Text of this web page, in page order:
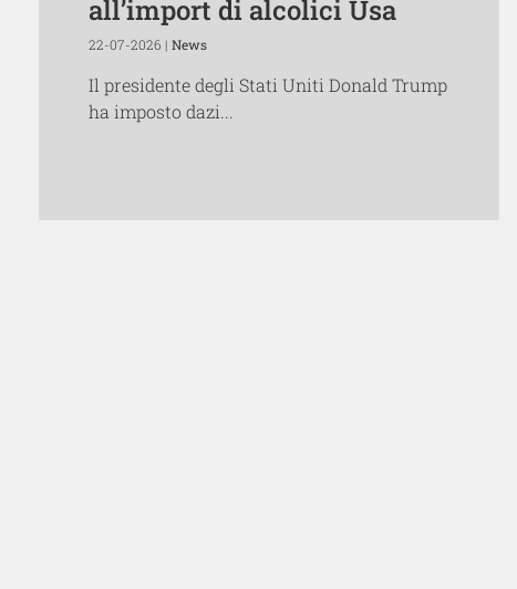
all’import di alcolici Usa
22-07-2026 | News
Il presidente degli Stati Uniti Donald Trump
ha imposto dazi...